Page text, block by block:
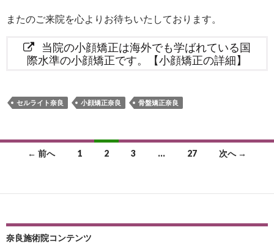
またのご来院を心よりお待ちいたしております。
当院の小顔矯正は海外でも学ばれている国
際水準の小顔矯正です。【小顔矯正の詳細】
セルライト奈良 小顔矯正奈良 骨盤矯正奈良
ナ
ゲ
← 前へ 1 2 3 … 27 次へ →
奈良施術院コンテンツ